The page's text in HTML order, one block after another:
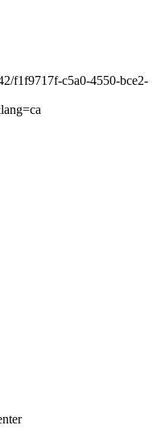
f1f9717f-c5a0-4550-bce2-